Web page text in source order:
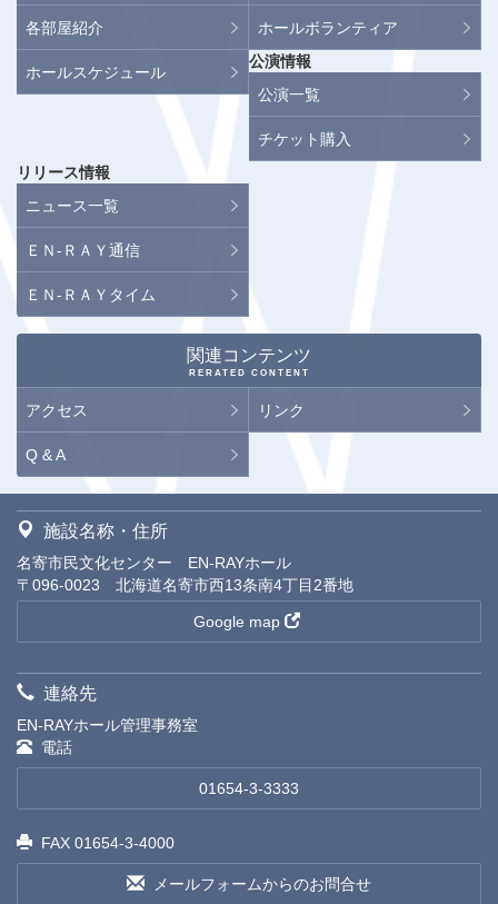
各部屋紹介
ホールスケジュール
ホールボランティア
公演情報
公演一覧
チケット購入
リリース情報
ニュース一覧
ＥＮ-ＲＡＹ通信
ＥＮ-ＲＡＹタイム
関連コンテンツ
RERATED CONTENT
アクセス リンク
Q & A
施設名称・住所
名寄市民文化センター EN-RAYホール
〒096-0023 北海道名寄市西13条南4丁目2番地
Google map
連絡先
EN-RAYホール管理事務室
電話
01654-3-3333
FAX 01654-3-4000
メールフォームからのお問合せ